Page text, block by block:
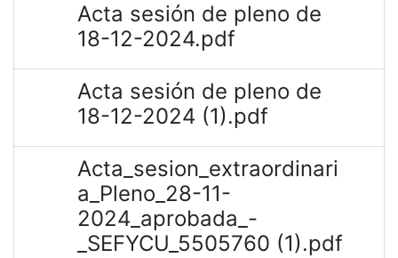
Acta sesión de pleno de
18-12-2024.pdf
Acta sesión de pleno de
18-12-2024 (1).pdf
Acta_sesion_extraordinari
a_Pleno_28-11-
2024_aprobada_-
_SEFYCU_5505760 (1).pdf